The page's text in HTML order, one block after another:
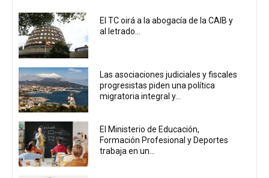
El TC oirá a la abogacía de la CAIB y
al letrado...
Las asociaciones judiciales y fiscales
progresistas piden una política
migratoria integral y...
El Ministerio de Educación,
Formación Profesional y Deportes
trabaja en un...